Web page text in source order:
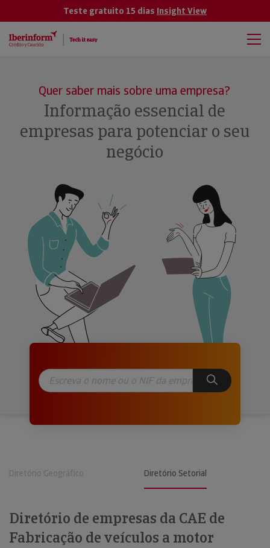
Teste gratuito 15 dias Insight View
Quer saber mais sobre uma empresa?
Informação essencial de
empresas para potenciar o seu
negócio
Diretório Geográfico Diretório Setorial
Diretório de empresas da CAE de
Fabricação de veículos a motor